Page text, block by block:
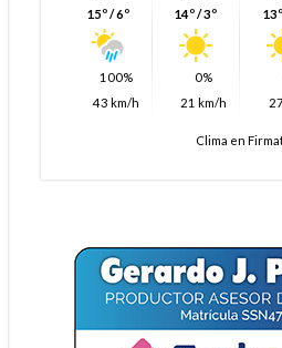
15º / 6º
100%
43 km/h
14º / 3º
0%
21 km/h
Clima en